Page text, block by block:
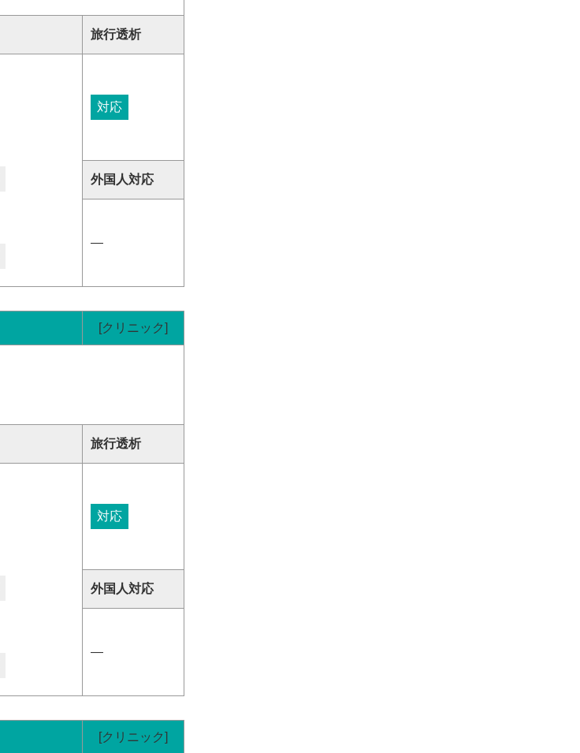
旅行透析
対応
外国人対応
―
[クリニック]
旅行透析
対応
外国人対応
―
[クリニック]